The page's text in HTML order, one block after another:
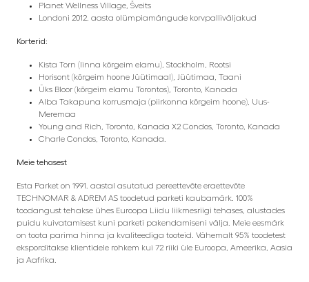
Planet Wellness Village, Šveits
Londoni 2012. aasta olümpiamängude korvpalliväljakud
Korterid:
Kista Torn (linna kõrgeim elamu), Stockholm, Rootsi
Horisont (kõrgeim hoone Jüütimaal), Jüütimaa, Taani
Üks Bloor (kõrgeim elamu Torontos), Toronto, Kanada
Alba Takapuna korrusmaja (piirkonna kõrgeim hoone), Uus-
Meremaa
Young and Rich, Toronto, Kanada X2 Condos, Toronto, Kanada
Charle Condos, Toronto, Kanada.
Meie tehasest
Esta Parket on 1991. aastal asutatud pereettevõte eraettevõte
TECHNOMAR & ADREM AS toodetud parketi kaubamärk. 100%
toodangust tehakse ühes Euroopa Liidu liikmesriigi tehases, alustades
puidu kuivatamisest kuni parketi pakendamiseni välja. Meie eesmärk
on toota parima hinna ja kvaliteediga tooteid. Vähemalt 95% toodetest
eksporditakse klientidele rohkem kui 72 riiki üle Euroopa, Ameerika, Aasia
ja Aafrika.